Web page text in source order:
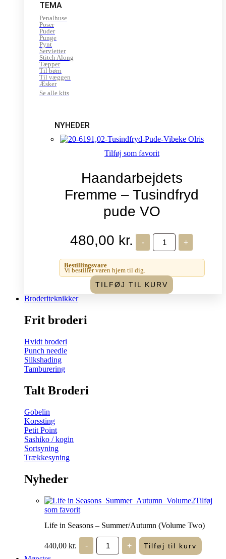
TEMA
Penalhuse
Poser
Puder
Punge
Pynt
Servietter
Stitch Along
Tæpper
Til børn
Til væggen
Æsker
Se alle kits
NYHEDER
Tilføj som favorit
Haandarbejdets
Fremme – Tusindfryd
pude VO
480,00 kr. -
Haandarbejdets
Fremme
-
Tusindfryd
VO
antal
+
Bestillingsvare
Vi bestiller varen hjem til dig.
TILFØJ TIL KURV
Broderiteknikker
Frit broderi
Hvidt broderi
Punch needle
Silkshading
Tamburering
Talt Broderi
Gobelin
Korssting
Petit Point
Sashiko / kogin
Sortsyning
Trækkesyning
Nyheder
Tilføj
som favorit
Life in Seasons – Summer/Autumn (Volume Two)
440,00 kr. -
Life
Seasons
+ Tilføj til kurv